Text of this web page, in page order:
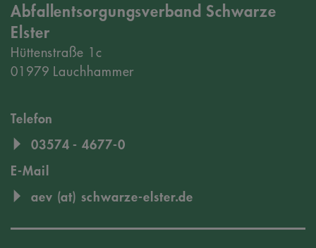
Abfallentsorgungsverband Schwarze
Elster
Hüttenstraße 1c
01979 Lauchhammer
Telefon
03574 - 4677-0
E-Mail
aev (at) schwarze-elster.de